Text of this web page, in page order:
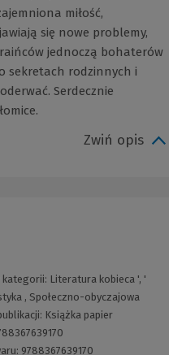
miłość,
się nowe problemy,
jednoczą bohaterów
sekretach rodzinnych i
Serdecznie
Zwiń opis
kategorii: Literatura kobieca', '
, Społeczno-obyczajowa
Książka papier
9788367639170